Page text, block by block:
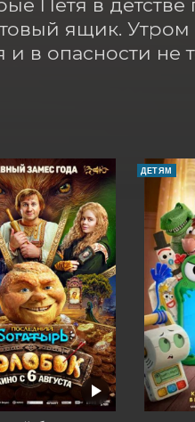
Петя в
ящик. Утром
и в опасности не
ДЕТЯМ